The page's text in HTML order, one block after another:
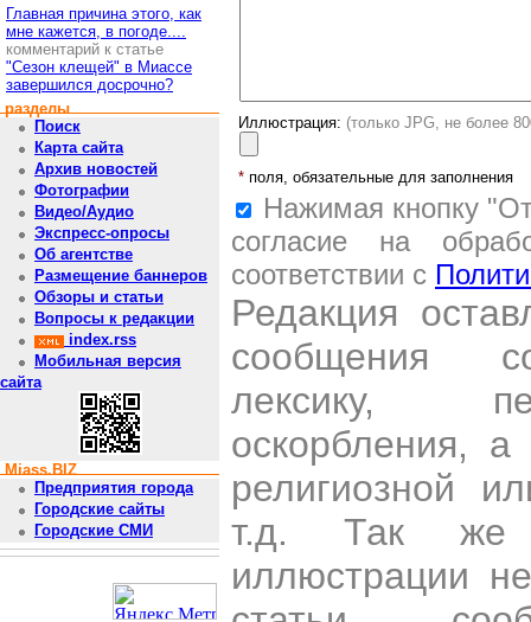
Главная причина этого, как
мне кажется, в погоде....
комментарий к статье
"Сезон клещей" в Миассе
завершился досрочно?
разделы
Поиск
Карта сайта
Архив новостей
Фотографии
Видео/Аудио
Экспресс-опросы
Об агентстве
Размещение баннеров
Обзоры и статьи
Вопросы к редакции
index.rss
Мобильная версия
сайта
Miass.BIZ
Предприятия города
Городские сайты
Городские СМИ
Иллюстрация: (только JPG, не более
* поля, обязательные для заполнения
Нажимая кнопку
согласие на
соответствии с
Редакция
сообщения
лексику,
оскорбления,
религиозной
т.д. Так же
иллюстрации